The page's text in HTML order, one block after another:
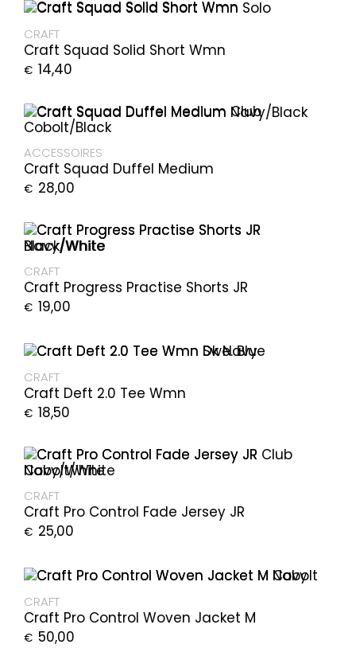
CRAFT
Craft Squad Solid Short Wmn
€ 14,40
ACCESSOIRES
Craft Squad Duffel Medium
€ 28,00
CRAFT
Craft Progress Practise Shorts JR
€ 19,00
CRAFT
Craft Deft 2.0 Tee Wmn
€ 18,50
CRAFT
Craft Pro Control Fade Jersey JR
€ 25,00
CRAFT
Craft Pro Control Woven Jacket M
€ 50,00